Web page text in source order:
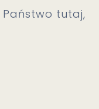
Państwo tutaj,